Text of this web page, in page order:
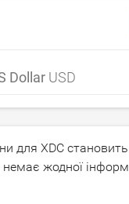
Dollar USD
для XDC становить
жодної